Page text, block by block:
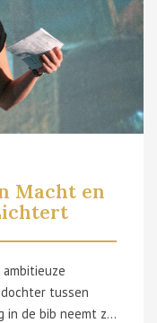
Macht en
tussen
Macht en Imago'. Tijdens deze lezing in de bib neemt ze je mee in de boeiende leefwereld van Margaretha van Parma. Wie was Margaretha? Hoe zag het leven van deze keizersdochter uit Oudenaarde eruit? Waarom was de woelige 16de eeuw zo'n belangrijke periode voor de Nederlanden en welke rol vervulde Margaretha hierin? Hoe komt het dat deze grande dame zo lang onderbelicht bleef? Dr. Lichtert geeft een antwoord op al deze vragen en geeft ook een inkijk in de tentoonstelling. Inkom 5 euro, drankje inbegrepen. Inschrijven via bibliotheek@oudenaarde.be